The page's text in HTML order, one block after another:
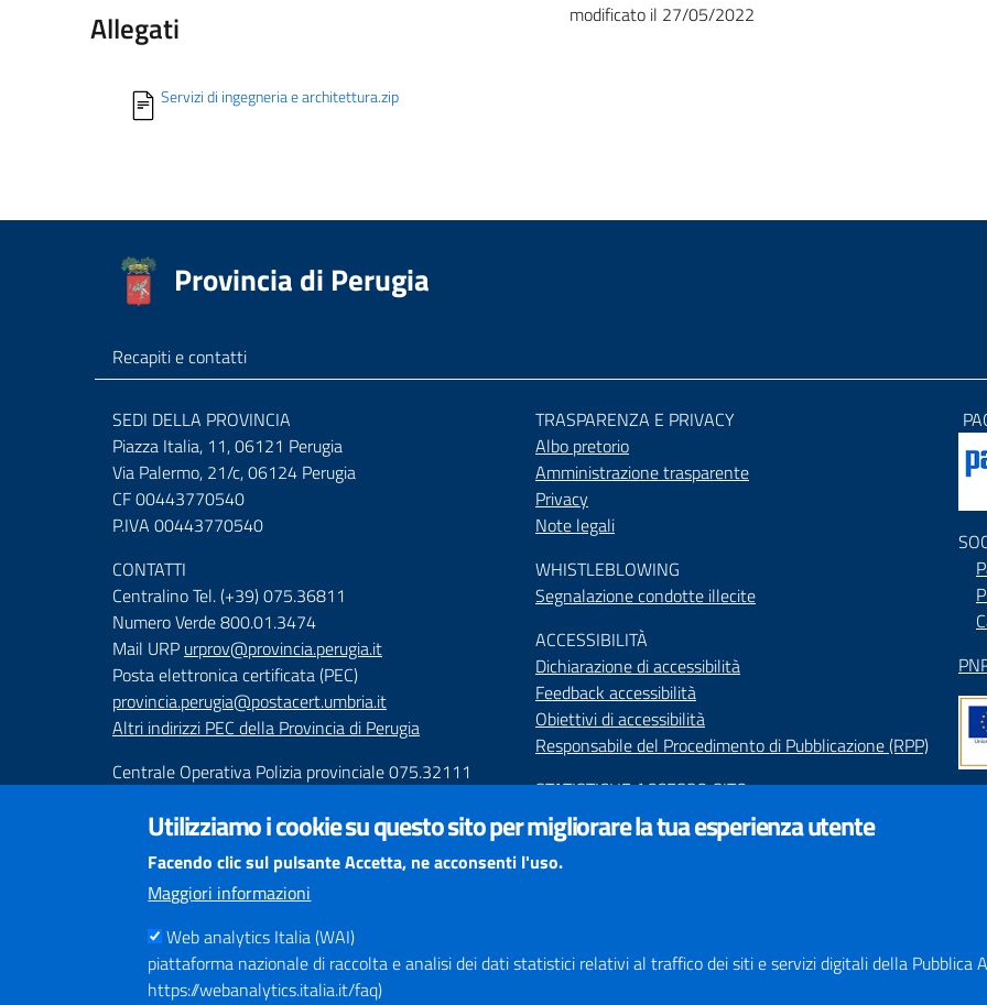
Allegati
Servizi di ingegneria e architettura.zip
modificato il 27/05/2022
Provincia di Perugia
Recapiti e contatti
SEDI DELLA PROVINCIA
Piazza Italia, 11, 06121 Perugia
Via Palermo, 21/c, 06124 Perugia
CF 00443770540
P.IVA 00443770540
CONTATTI
Centralino Tel. (+39) 075.36811
Numero Verde 800.01.3474
Mail URP urprov@provincia.perugia.it
Posta elettronica certificata (PEC)
provincia.perugia@postacert.umbria.it
Altri indirizzi PEC della Provincia di Perugia
Centrale Operativa Polizia provinciale 075.32111
Emergenza Stradale 335.6425246
Numeri Emergenza dei Comprensori
Infoviabilità
TRASPARENZA E PRIVACY
Albo pretorio
Amministrazione trasparente
Privacy
Note legali
WHISTLEBLOWING
Segnalazione condotte illecite
ACCESSIBILITÀ
Dichiarazione di accessibilità
Feedback accessibilità
Obiettivi di accessibilità
Responsabile del Procedimento di Pubblicazione (RPP)
STATISTICHE ACCESSO SITO
SEGNALAZIONI relative ai CONTENUTI DEL SITO
redazione@provincia.perugia.it
per essere visualizzato dai principali browser aggiornati.
L'uso di browser non aggiornati può creare problemi di
Utilizziamo i cookie su questo sito per migliorare la tua esperienza utente
Facendo clic sul pulsante Accetta, ne acconsenti l'uso.
Maggiori informazioni
Web analytics Italia (WAI)
piattaforma nazionale di raccolta e analisi dei dati statistici relativi al traffico dei siti e servizi digitali della Pubblica
https://webanalytics.italia.it/faq)